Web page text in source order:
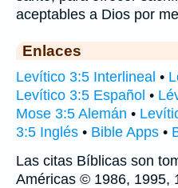
aceptables a Dios por
Enlaces
Levítico 3:5 Interlineal •
Levítico 3:5 Español •
Mose 3:5 Alemán •
3:5 Inglés • Bible Apps •
Las citas Bíblicas son
Américas © 1986, 1995,